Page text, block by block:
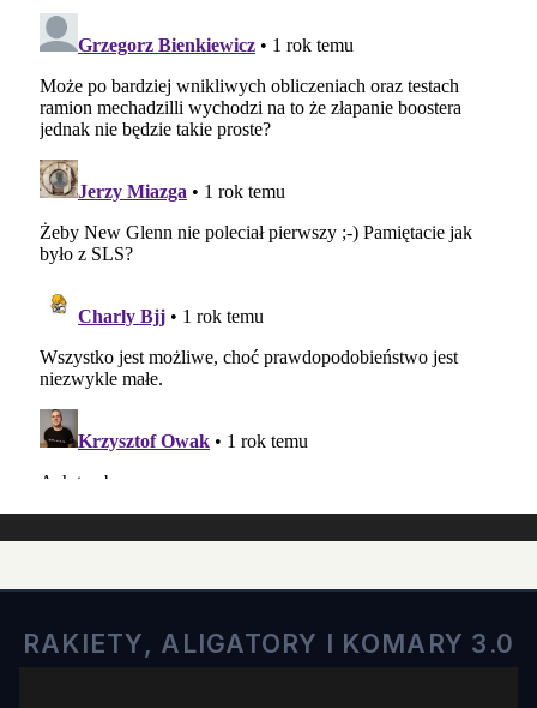
RAKIETY, ALIGATORY I KOMARY 3.0